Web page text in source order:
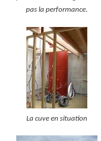
pas la performance.
La cuve en situation